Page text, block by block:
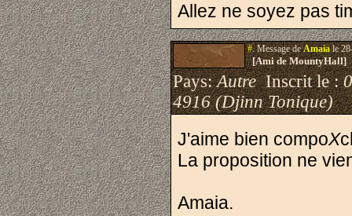
Allez ne soyez pas
#.Message deAmaiale
[Ami de MountyHall]
Pays:AutreInscrit le :
4916 (Djinn Tonique)
J'aime bien compoX
La proposition ne
Amaia.